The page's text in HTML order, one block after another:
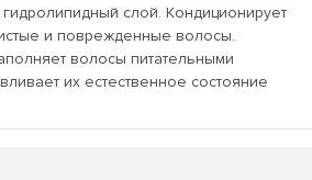
слой. Кондиционирует
и поврежденные волосы.
волосы питательными
их естественное состояние